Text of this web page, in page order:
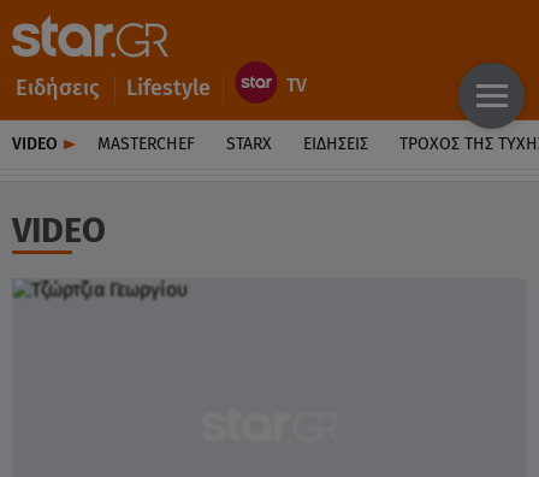
Ειδήσεις Lifestyle
VIDEO MASTERCHEF STARX ΕΙΔΉΣΕΙΣ ΤΡΟΧΌΣ ΤΗΣ
VIDEO